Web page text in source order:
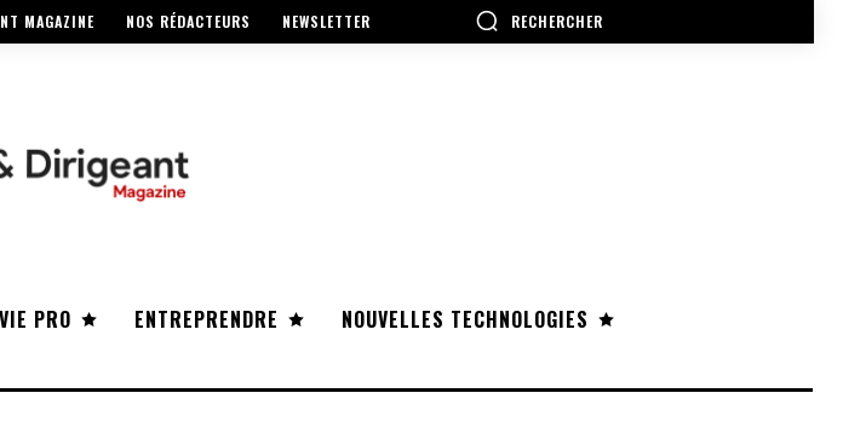
MAGAZINE NOS RÉDACTEURS NEWSLETTER RECHERCHER
PRO ENTREPRENDRE
NOUVELLES TECHNOLOGIES